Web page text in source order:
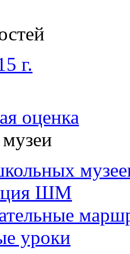
г.
оценка
ШМ
уроки